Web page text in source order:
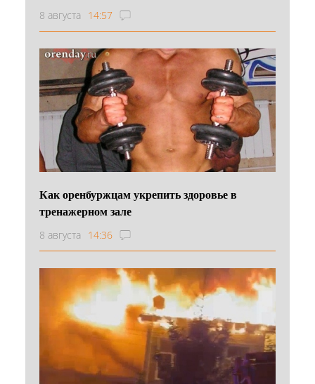
8 августа 14:57
Как оренбуржцам укрепить здоровье в
тренажерном зале
8 августа 14:36